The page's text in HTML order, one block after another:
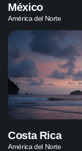
México
América del Norte
Costa Rica
América del Norte